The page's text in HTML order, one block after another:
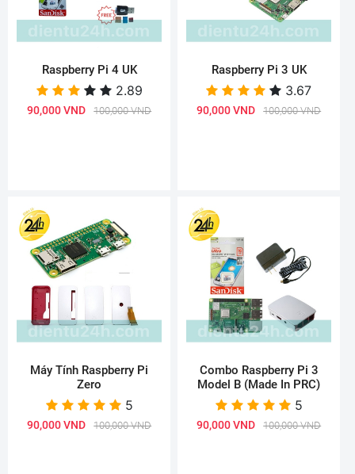
Raspberry Pi 4 UK
2.89
90,000 VND 100,000 VND
Raspberry Pi 3 UK
3.67
90,000 VND 100,000 VND
Máy Tính Raspberry Pi
Zero
5
90,000 VND 100,000 VND
Combo Raspberry Pi 3
Model B (Made In PRC)
5
90,000 VND 100,000 VND